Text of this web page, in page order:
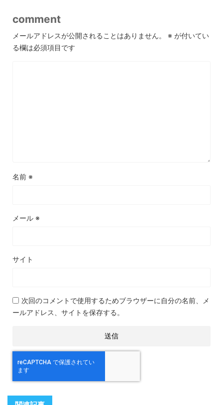
comment
メールアドレスが公開されることはありません。 ※ が付いてい
る欄は必須項目です
名前 ※
メール ※
サイト
次回のコメントで使用するためブラウザーに自分の名前、メ
ールアドレス、サイトを保存する。